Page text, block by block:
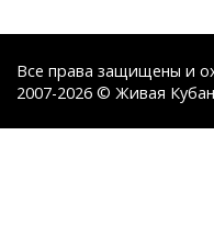
Все права защищены и
2007-2026 © Живая